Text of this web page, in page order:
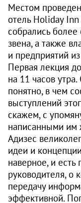
Местом
отель Holiday
собрались
звена, а также
и предприятий
Первая лекция
на 11 часов
понятно, в чем
выступ­лений
скажем, с
написанными им
Адизес
идеи и
наверное, и есть
руководителя, о
передачу
эффективной.